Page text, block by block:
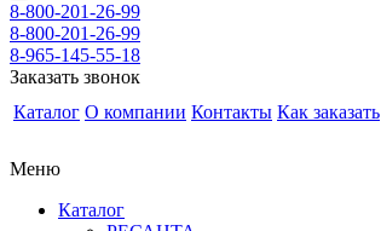
8-800-201-26-99
8-800-201-26-99
8-965-145-55-18
Заказать звонок
Каталог О компании Контакты Как заказать
Меню
Каталог